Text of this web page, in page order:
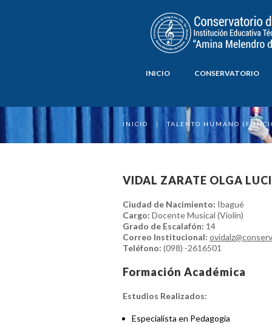
INICIO CONSERVATORIO
INICIO | TALENTO HUMANO
VIDAL ZARATE OLGA
Ciudad de Nacimiento: Ibagué
Cargo: Docente Musical (Violín)
Grado de Escalafón: 14
Correo Institucional:
Teléfono: (098) -2616501
Formación Académica
Estudios Realizados:
Especialista en Pedagogía